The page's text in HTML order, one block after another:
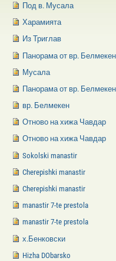
Под в. Мусала
Харамията
Из Триглав
Панорама от вр. Белмекен
Мусала
Панорама от вр. Белмекен
вр. Белмекен
Отново на хижа Чавдар
Отново на хижа Чавдар
Sokolski manastir
Cherepishki manastir
Cherepishki manastir
manastir 7-te prestola
manastir 7-te prestola
х.Бенковски
Hizha DObarsko